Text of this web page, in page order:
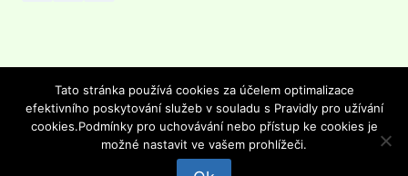
© 2026 Výživa hrou - Šablona pro WordPress od
Kadence WP Provozovatel: Hana Rozenska (
Hanka.rozenska@seznam.cz)
Tato stránka používá cookies za účelem optimalizace
efektivního poskytování služeb v souladu s Pravidly pro užívání
cookies.Podmínky pro uchovávání nebo přístup ke cookies je
možné nastavit ve vašem prohlížeči.